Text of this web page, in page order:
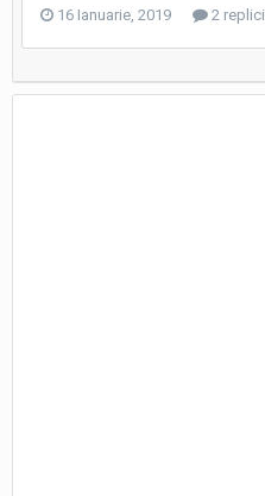
16 Ianuarie, 2019 2 replici